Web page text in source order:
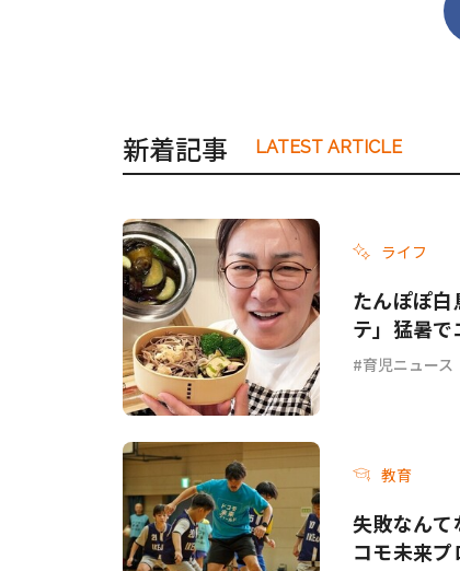
新着記事 LATEST ARTICLE
ライフ
たんぽぽ
テ」猛暑
てて…」
育児ニュース
教育
失敗なんて
コモ未来